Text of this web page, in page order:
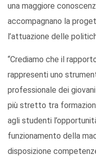
una maggiore
accompagnano la
l’attuazione delle
“Crediamo che il
rappresenti uno
professionale dei
più stretto tra
agli studenti
funzionamento della
disposizione